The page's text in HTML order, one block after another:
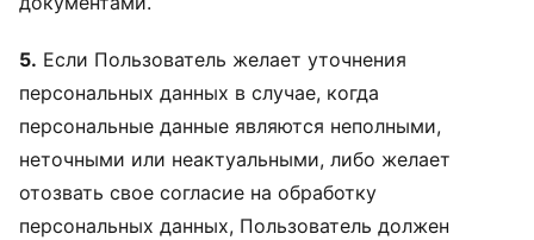
5. Если Пользователь желает уточнения
персональных данных в случае, когда
персональные данные являются неполными,
неточными или неактуальными, либо желает
отозвать свое согласие на обработку
персональных данных, Пользователь должен